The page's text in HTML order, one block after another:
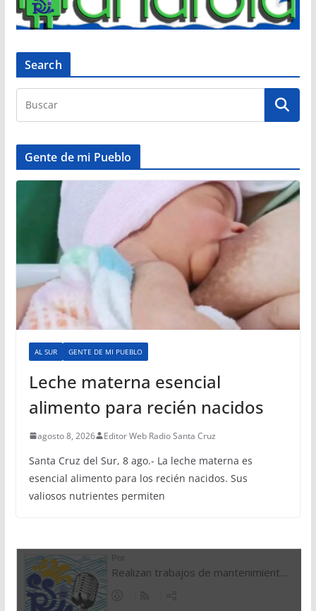
Search
Gente de mi Pueblo
AL SUR GENTE DE MI PUEBLO
Leche materna esencial
alimento para recién nacidos
agosto 8, 2026 Editor Web Radio Santa Cruz
Santa Cruz del Sur, 8 ago.- La leche materna es
esencial alimento para los recién nacidos. Sus
valiosos nutrientes permiten